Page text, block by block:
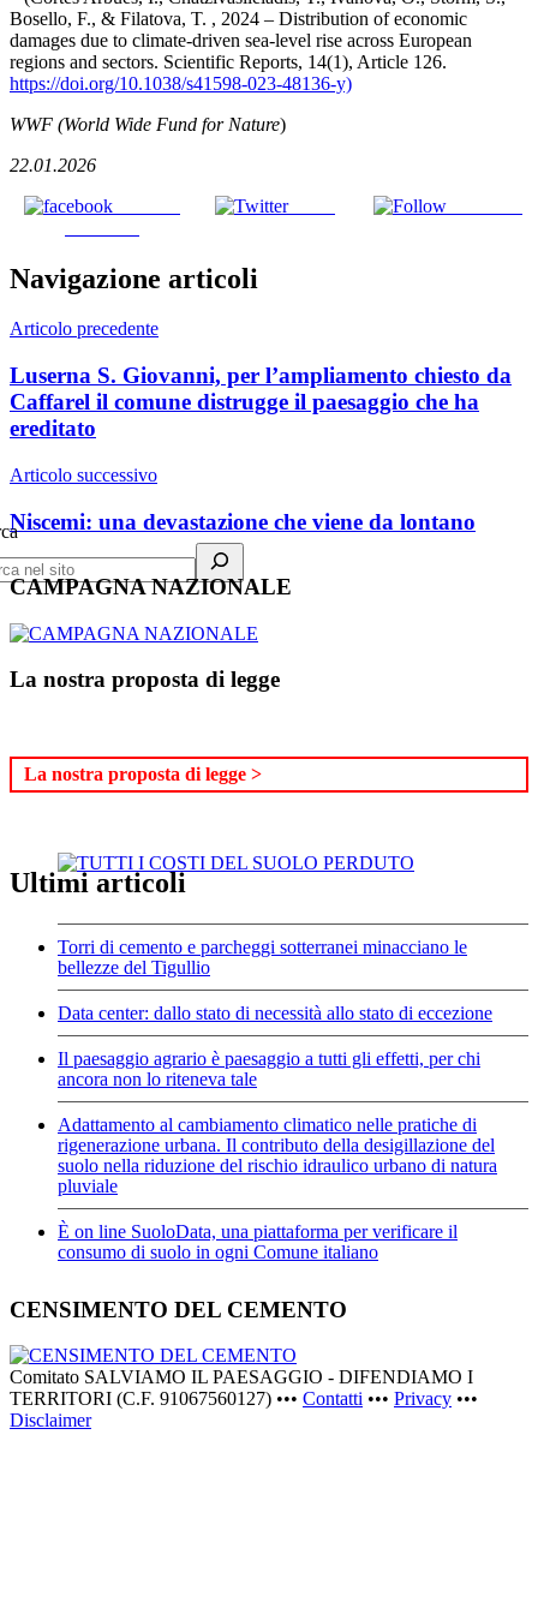
Bosello, F., & Filatova, T. , 2024 – Distribution of economic
damages due to climate-driven sea-level rise across European
regions and sectors. Scientific Reports, 14(1), Article 126.
https://doi.org/10.1038/s41598-023-48136-y)
WWF (World Wide Fund for Nature)
22.01.2026
Tweet
Navigazione articoli
Articolo precedente
Luserna S. Giovanni, per l’ampliamento chiesto da
Caffarel il comune distrugge il paesaggio che ha
ereditato
Articolo successivo
Niscemi: una devastazione che viene da lontano
CAMPAGNA NAZIONALE
La nostra proposta di legge
La nostra proposta di legge >
Ultimi articoli
Torri di cemento e parcheggi sotterranei minacciano le
bellezze del Tigullio
Data center: dallo stato di necessità allo stato di eccezione
Il paesaggio agrario è paesaggio a tutti gli effetti, per chi
ancora non lo riteneva tale
Adattamento al cambiamento climatico nelle pratiche di
rigenerazione urbana. Il contributo della desigillazione del
suolo nella riduzione del rischio idraulico urbano di natura
pluviale
È on line SuoloData, una piattaforma per verificare il
consumo di suolo in ogni Comune italiano
CENSIMENTO DEL CEMENTO
Comitato SALVIAMO IL PAESAGGIO - DIFENDIAMO I
TERRITORI (C.F. 91067560127) ••• Contatti ••• Privacy •••
Disclaimer